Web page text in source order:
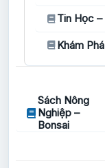
Tin Học
Khám
Sách Nông
Nghiệp –
Bonsai